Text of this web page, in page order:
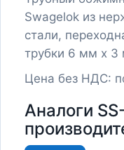
Swagelok из
стали,
трубки 6 мм x 3
Цена без НДС:
Аналоги